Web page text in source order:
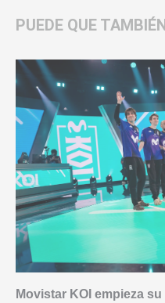
PUEDE QUE
Movistar KOI empieza